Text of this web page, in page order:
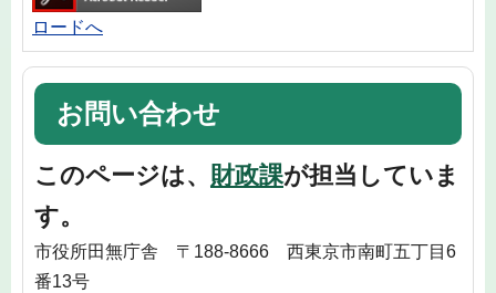
ロードへ
お問い合わせ
このページは、 財政課が担当していま
す。
市役所田無庁舎 〒188-8666 西東京市南町五丁目6
番13号